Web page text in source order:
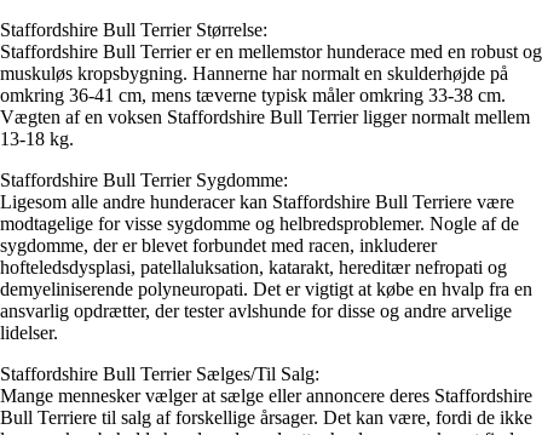
Staffordshire Bull Terrier Størrelse:
Staffordshire Bull Terrier er en mellemstor hunderace med en robust og
muskuløs kropsbygning. Hannerne har normalt en skulderhøjde på
omkring 36-41 cm, mens tæverne typisk måler omkring 33-38 cm.
Vægten af en voksen Staffordshire Bull Terrier ligger normalt mellem
13-18 kg.
Staffordshire Bull Terrier Sygdomme:
Ligesom alle andre hunderacer kan Staffordshire Bull Terriere være
modtagelige for visse sygdomme og helbredsproblemer. Nogle af de
sygdomme, der er blevet forbundet med racen, inkluderer
hofteledsdysplasi, patellaluksation, katarakt, hereditær nefropati og
demyeliniserende polyneuropati. Det er vigtigt at købe en hvalp fra en
ansvarlig opdrætter, der tester avlshunde for disse og andre arvelige
lidelser.
Staffordshire Bull Terrier Sælges/Til Salg:
Mange mennesker vælger at sælge eller annoncere deres Staffordshire
Bull Terriere til salg af forskellige årsager. Det kan være, fordi de ikke